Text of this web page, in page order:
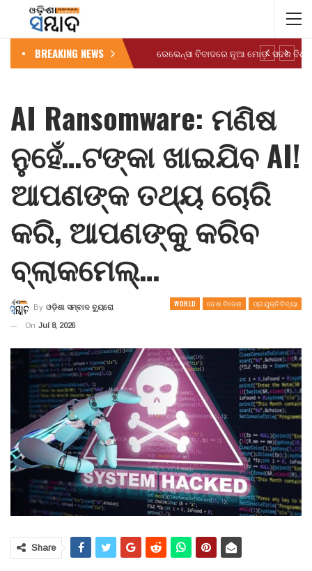
BREAKING NEWS
AI Ransomware: ମଣିଷ
ନୁହେଁ…ଟଙ୍କା ଖାଇଯିବ AI!
ଆପଣଙ୍କ ତଥ୍ୟ ଚୋରି
କରି, ଆପଣଙ୍କୁ କରିବ
ବ୍ଲାକମେଲ୍…
WORLD ଦେଶ ବିଦେଶ ପ୍ରଯୁକ୍ତିବିଦ୍ୟା
By ଓଡ଼ିଶା ସମ୍ବାଦ ବ୍ୟୁରୋ
On Jul 8, 2026
Share